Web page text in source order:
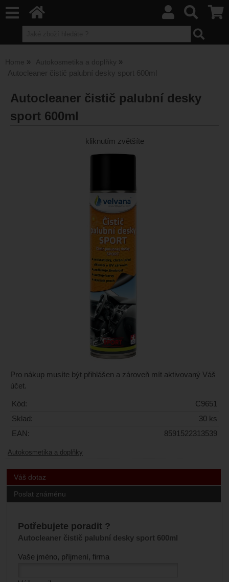
Home Autokosmetika a doplňky
Autocleaner čistič palubní desky sport 600ml
Autocleaner čistič palubní desky
sport 600ml
kliknutím zvětšíte
Pro nákup musíte být přihlášen a zároveň mít aktivovaný Váš
účet.
Kód:
C9651
Sklad:
30 ks
EAN:
8591522313539
Autokosmetika a doplňky
Váš dotaz
Poslat známénu
Potřebujete poradit ?
Autocleaner čistič palubní desky sport 600ml
Vaše jméno, příjmení, firma